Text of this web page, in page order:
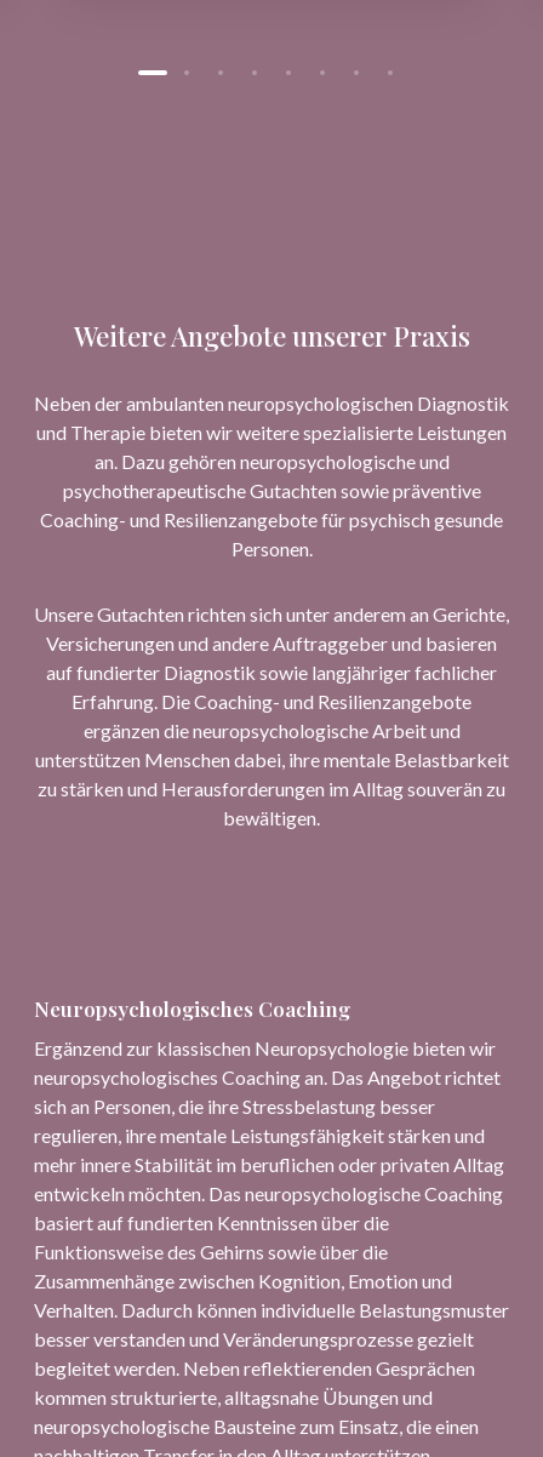
Weitere Angebote unserer Praxis
Neben der ambulanten neuropsychologischen Diagnostik
und Therapie bieten wir weitere spezialisierte Leistungen
an. Dazu gehören neuropsychologische und
psychotherapeutische Gutachten sowie präventive
Coaching- und Resilienzangebote für psychisch gesunde
Personen.
Unsere Gutachten richten sich unter anderem an Gerichte,
Versicherungen und andere Auftraggeber und basieren
auf fundierter Diagnostik sowie langjähriger fachlicher
Erfahrung. Die Coaching- und Resilienzangebote
ergänzen die neuropsychologische Arbeit und
unterstützen Menschen dabei, ihre mentale Belastbarkeit
zu stärken und Herausforderungen im Alltag souverän zu
bewältigen.
Neuropsychologisches Coaching
Ergänzend zur klassischen Neuropsychologie bieten wir
neuropsychologisches Coaching an. Das Angebot richtet
sich an Personen, die ihre Stressbelastung besser
regulieren, ihre mentale Leistungsfähigkeit stärken und
mehr innere Stabilität im beruflichen oder privaten Alltag
entwickeln möchten. Das neuropsychologische Coaching
basiert auf fundierten Kenntnissen über die
Funktionsweise des Gehirns sowie über die
Zusammenhänge zwischen Kognition, Emotion und
Verhalten. Dadurch können individuelle Belastungsmuster
besser verstanden und Veränderungsprozesse gezielt
begleitet werden. Neben reflektierenden Gesprächen
kommen strukturierte, alltagsnahe Übungen und
neuropsychologische Bausteine zum Einsatz, die einen